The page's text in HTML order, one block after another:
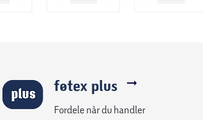
føtex plus
Fordele når du handler